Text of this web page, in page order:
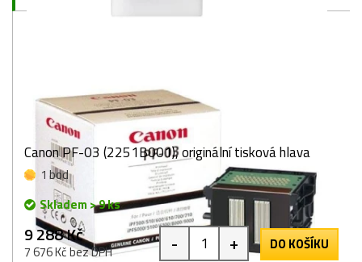
Canon PF-03 (2251B001), originální tisková hlava
1 bod
Skladem > 9 ks
9 288 Kč
7 676 Kč bez DPH - + DO KOŠÍKU